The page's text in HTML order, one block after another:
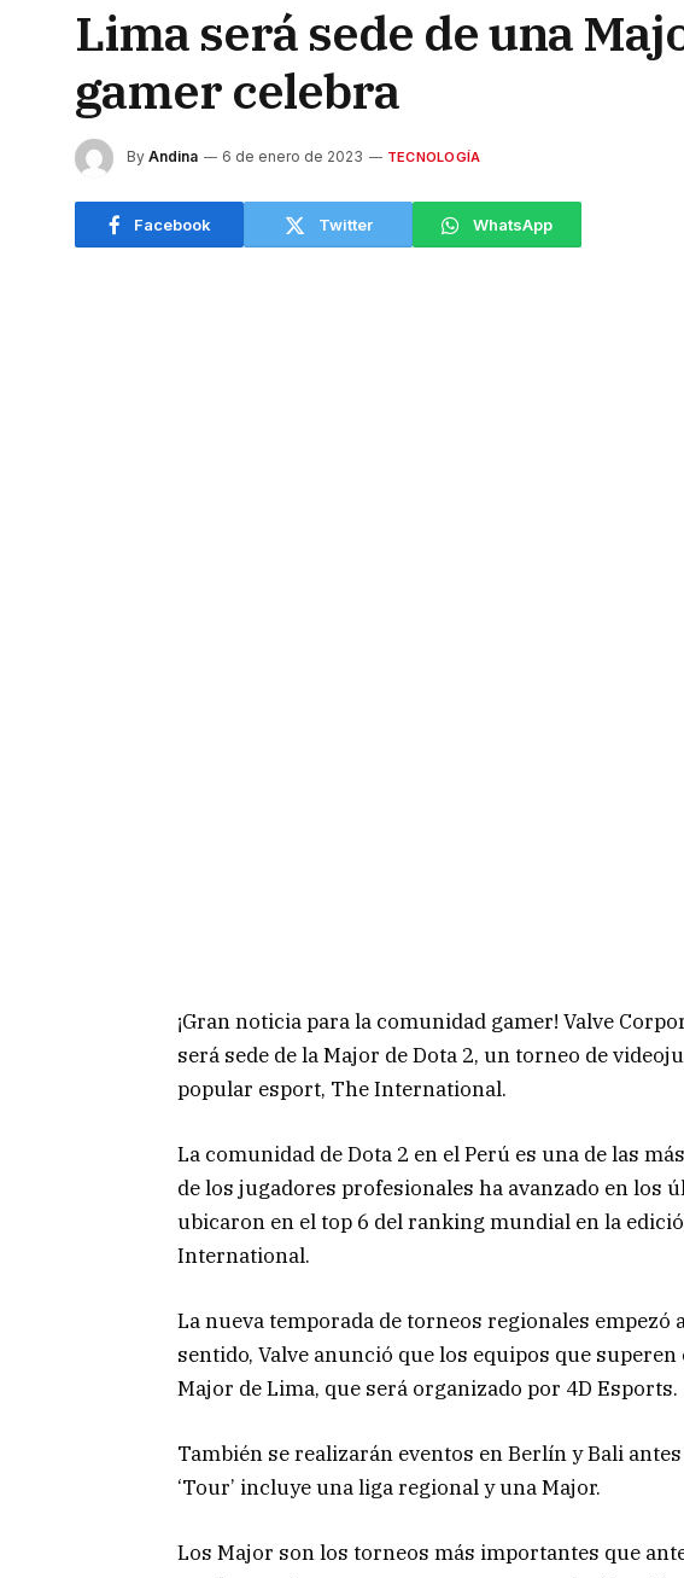
Lima será sede de una
gamer celebra
By Andina 6 de enero de 2023 TECNOLOGÍA
Facebook Twitter WhatsApp
¡Gran noticia para la comunidad gamer! Valve
será sede de la Major de Dota 2, un torneo de
popular esport, The International.
La comunidad de Dota 2 en el Perú es una de las
de los jugadores profesionales ha avanzado en los
ubicaron en el top 6 del ranking mundial en la
International.
La nueva temporada de torneos regionales empezó
sentido, Valve anunció que los equipos que superen
Major de Lima, que será organizado por 4D Esports.
También se realizarán eventos en Berlín y Bali
‘Tour’ incluye una liga regional y una Major.
Los Major son los torneos más importantes que